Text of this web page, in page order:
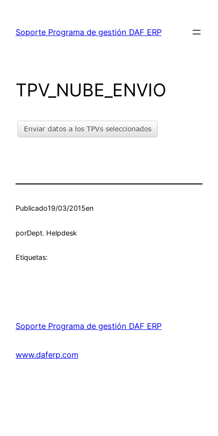
contenido
Soporte Programa de gestión DAF ERP
TPV_NUBE_ENVIO
Publicado19/03/2015en
porDept. Helpdesk
Etiquetas:
Soporte Programa de gestión DAF ERP
www.daferp.com